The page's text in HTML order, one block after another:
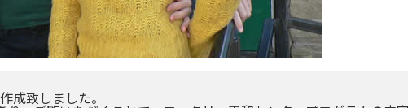
成致しました。